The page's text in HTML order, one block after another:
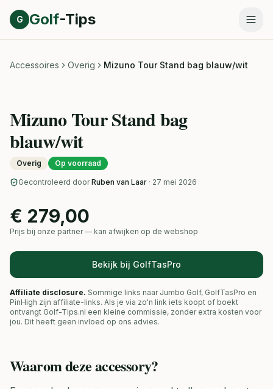
Direct naar inhoud
G Golf-Tips
Accessoires Overig Mizuno Tour Stand bag blauw/wit
Mizuno Tour Stand bag
blauw/wit
Overig Op voorraad
Gecontroleerd door Ruben van Laar · 27 mei 2026
€ 279,00
Prijs bij onze partner — kan afwijken op de webshop
Bekijk bij GolfTasPro
Affiliate disclosure. Sommige links naar Jumbo Golf, GolfTasPro en
PinHigh zijn affiliate-links. Als je via zo'n link iets koopt of boekt
ontvangt Golf-Tips.nl een kleine commissie, zonder extra kosten voor
jou. Dit heeft geen invloed op ons advies.
Waarom dezeaccessory?